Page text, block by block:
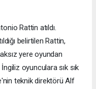
Rattin atıldı.
belirtilen Rattin,
yere oyundan
oyunculara sık sık
teknik direktörü Alf